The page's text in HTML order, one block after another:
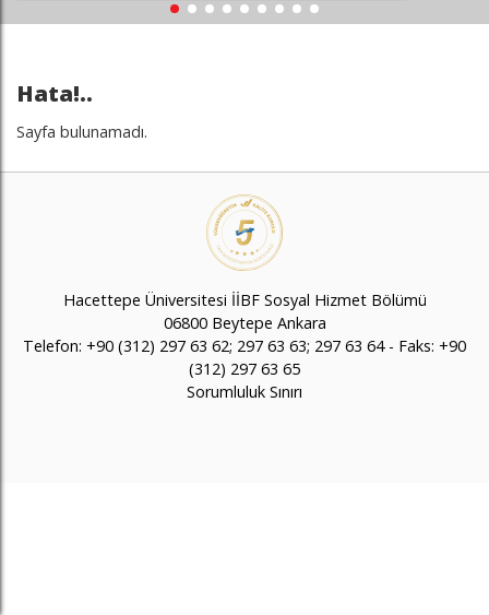
Hata!..
Sayfa bulunamadı.
Hacettepe Üniversitesi İİBF Sosyal Hizmet Bölümü
06800 Beytepe Ankara
Telefon: +90 (312) 297 63 62; 297 63 63; 297 63 64 - Faks: +90
(312) 297 63 65
Sorumluluk Sınırı